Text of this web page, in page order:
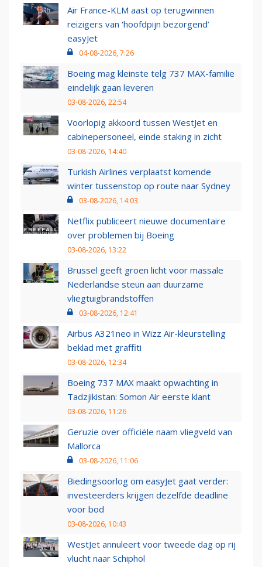
Air France-KLM aast op terugwinnen
reizigers van ‘hoofdpijn bezorgend’
easyJet
04-08-2026, 7:26
Boeing mag kleinste telg 737 MAX-familie
eindelijk gaan leveren
03-08-2026, 22:54
Voorlopig akkoord tussen WestJet en
cabinepersoneel, einde staking in zicht
03-08-2026, 14:40
Turkish Airlines verplaatst komende
winter tussenstop op route naar Sydney
03-08-2026, 14:03
Netflix publiceert nieuwe documentaire
over problemen bij Boeing
03-08-2026, 13:22
Brussel geeft groen licht voor massale
Nederlandse steun aan duurzame
vliegtuigbrandstoffen
03-08-2026, 12:41
Airbus A321neo in Wizz Air-kleurstelling
beklad met graffiti
03-08-2026, 12:34
Boeing 737 MAX maakt opwachting in
Tadzjikistan: Somon Air eerste klant
03-08-2026, 11:26
Geruzie over officiële naam vliegveld van
Mallorca
03-08-2026, 11:06
Biedingsoorlog om easyJet gaat verder:
investeerders krijgen dezelfde deadline
voor bod
03-08-2026, 10:43
WestJet annuleert voor tweede dag op rij
vlucht naar Schiphol